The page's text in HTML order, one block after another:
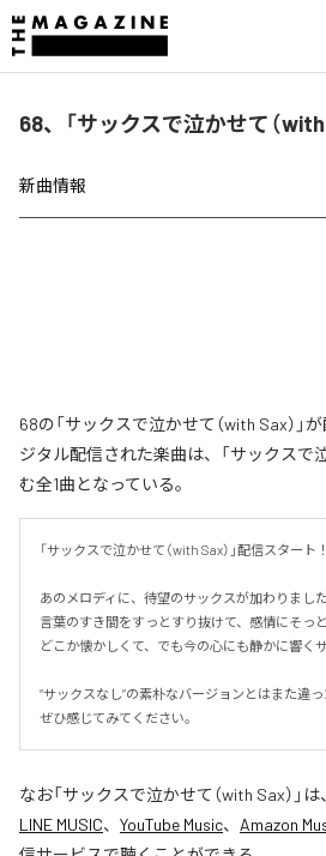
68、「サックスで泣かせて（
新曲情報
68の「サックスで泣かせて（with Sax）」
ジタル配信された楽曲は、「サックスで
む全1曲となっている。
「サックスで泣かせて（with Sax）」配信スタート！
あのメロディに、待望のサックスが加わりました
言葉のすき間をすっとすり抜けて、感情にそっ
どこか懐かしくて、でも今の心にも静かに響くサ
“サックスなし”の素朴なバージョンとはまた違っ
ぜひ感じてみてください。
なお「サックスで泣かせて（with Sax） 」は、
LINE MUSIC、 YouTube Music、 Amazon